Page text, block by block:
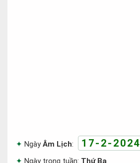
NgàyÂm Lịch: 17-2-2024
Ngày trong tuần: Thứ Ba